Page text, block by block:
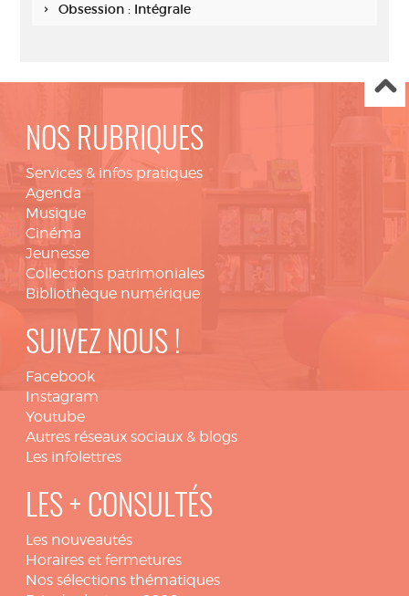
Obsession : Intégrale
NOS RUBRIQUES
Services & infos pratiques
Agenda
Musique
Cinéma
Jeunesse
Collections patrimoniales
Bibliothèque numérique
SUIVEZ NOUS !
Facebook
Instagram
Youtube
Autres réseaux sociaux & blogs
Les infolettres
LES + CONSULTÉS
Les nouveautés
Horaires et fermetures
Nos sélections thématiques